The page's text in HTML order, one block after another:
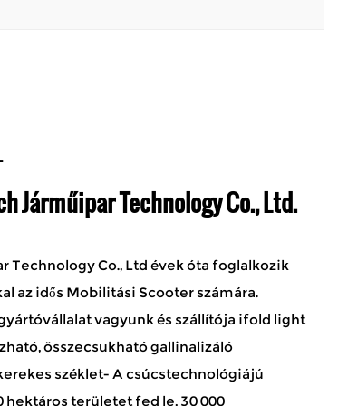
Járműipar Technology Co., Ltd.
Technology Co., Ltd évek óta foglalkozik
az idős Mobilitási Scooter számára.
vagyunk és szállítója ifold light
összecsukható gallinalizáló
széklet- A csúcstechnológiájú
hektáros területet fed le, 30 000